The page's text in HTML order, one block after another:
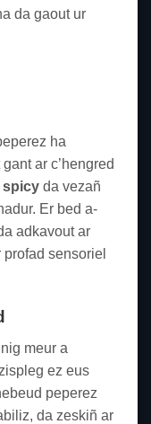
da gaout ur
ha
ar c’hengred
spicy da vezañ
Er bed a-
adkavout ar
sensoriel
meur a
ez eus
peperez
da zeskiñ ar